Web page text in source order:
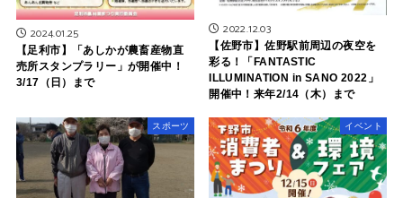
2024.01.25
【足利市】「あしかが農畜産物直
売所スタンプラリー」が開催中！
3/17（日）まで
2022.12.03
【佐野市】佐野駅前周辺の夜空を
彩る！「FANTASTIC
ILLUMINATION in SANO 2022」
開催中！来年2/14（木）まで
スポーツ イベント